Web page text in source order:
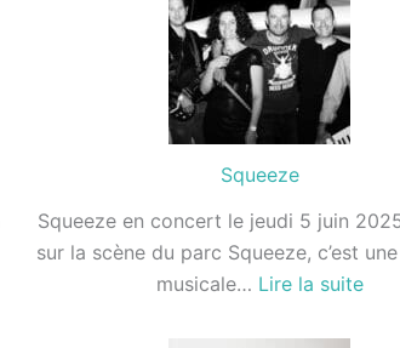
Squeeze
Squeeze en concert le jeudi 5 juin
sur la scène du parc Squeeze, c’est
musicale… Lire la suite: